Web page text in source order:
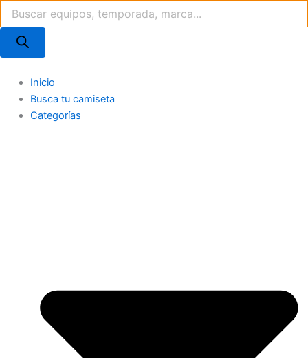
al
contenido
productos
Inicio
Busca tu camiseta
Categorías